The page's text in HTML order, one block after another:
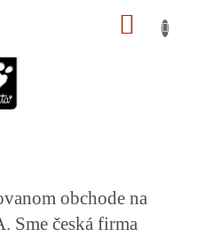
KOŠÍK
obchode na
Sme česká firma